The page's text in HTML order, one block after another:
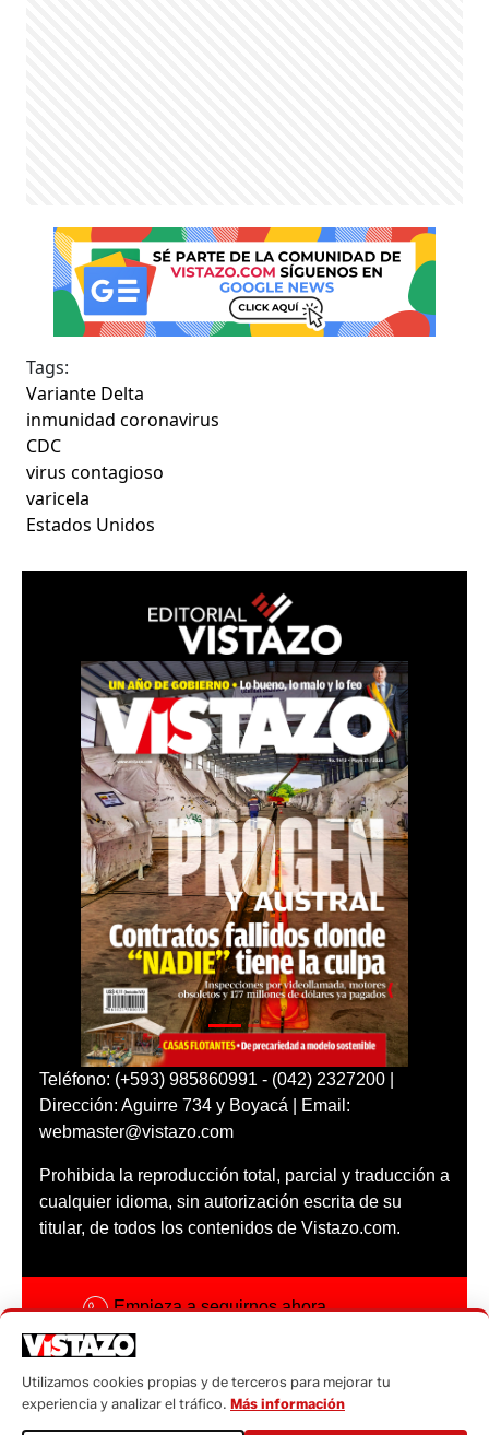
Tags:
Variante Delta
inmunidad coronavirus
CDC
virus contagioso
varicela
Estados Unidos
Teléfono: (+593) 985860991 - (042) 2327200 |
Dirección: Aguirre 734 y Boyacá | Email:
webmaster@vistazo.com
Prohibida la reproducción total, parcial y traducción a
cualquier idioma, sin autorización escrita de su
titular, de todos los contenidos de Vistazo.com.
Empieza a seguirnos ahora
Código ética
Sugerencias a:
Utilizamos cookies propias y de terceros para mejorar tu
experiencia y analizar el tráfico. Más información